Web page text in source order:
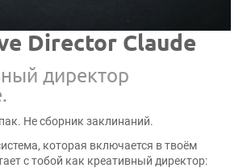
Director Claude
директор
Не сборник заклинаний.
которая включается в твоём
с тобой как креативный директор: